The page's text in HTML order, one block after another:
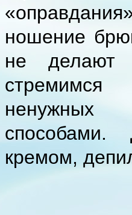
ношение
не делают
способами.
кремом,